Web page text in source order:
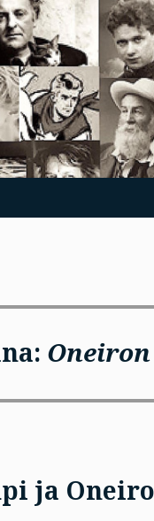
Oneiron
ja